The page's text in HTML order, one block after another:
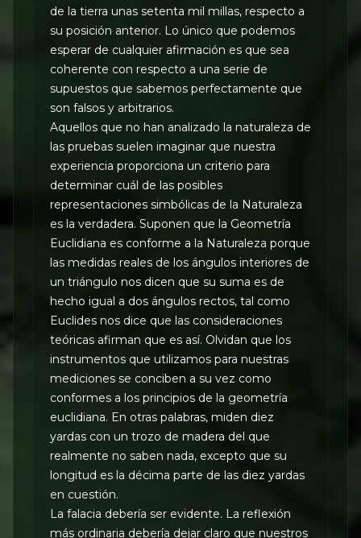
de la tierra unas setenta mil millas, respecto a
su posición anterior. Lo único que podemos
esperar de cualquier afirmación es que sea
coherente con respecto a una serie de
supuestos que sabemos perfectamente que
son falsos y arbitrarios.
Aquellos que no han analizado la naturaleza de
las pruebas suelen imaginar que nuestra
experiencia proporciona un criterio para
determinar cuál de las posibles
representaciones simbólicas de la Naturaleza
es la verdadera. Suponen que la Geometría
Euclidiana es conforme a la Naturaleza porque
las medidas reales de los ángulos interiores de
un triángulo nos dicen que su suma es de
hecho igual a dos ángulos rectos, tal como
Euclides nos dice que las consideraciones
teóricas afirman que es así. Olvidan que los
instrumentos que utilizamos para nuestras
mediciones se conciben a su vez como
conformes a los principios de la geometría
euclidiana. En otras palabras, miden diez
yardas con un trozo de madera del que
realmente no saben nada, excepto que su
longitud es la décima parte de las diez yardas
en cuestión.
La falacia debería ser evidente. La reflexión
más ordinaria debería dejar claro que nuestros